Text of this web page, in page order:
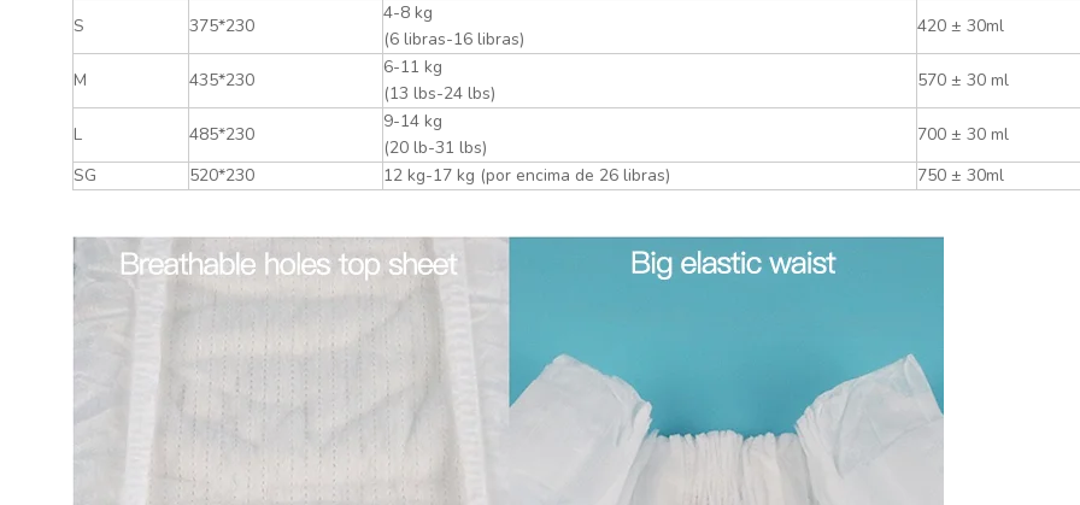
S
375*230
4-8 kg
(6 libras-16 libras)
420 ± 30ml
M 435*230
6-11 kg
(13 lbs-24 lbs)
570 ± 30 ml
L 485*230
9-14 kg
(20 lb-31 lbs)
700 ± 30 ml
SG
520*230 12 kg-17 kg (por encima de 26 libras) 750 ± 30ml